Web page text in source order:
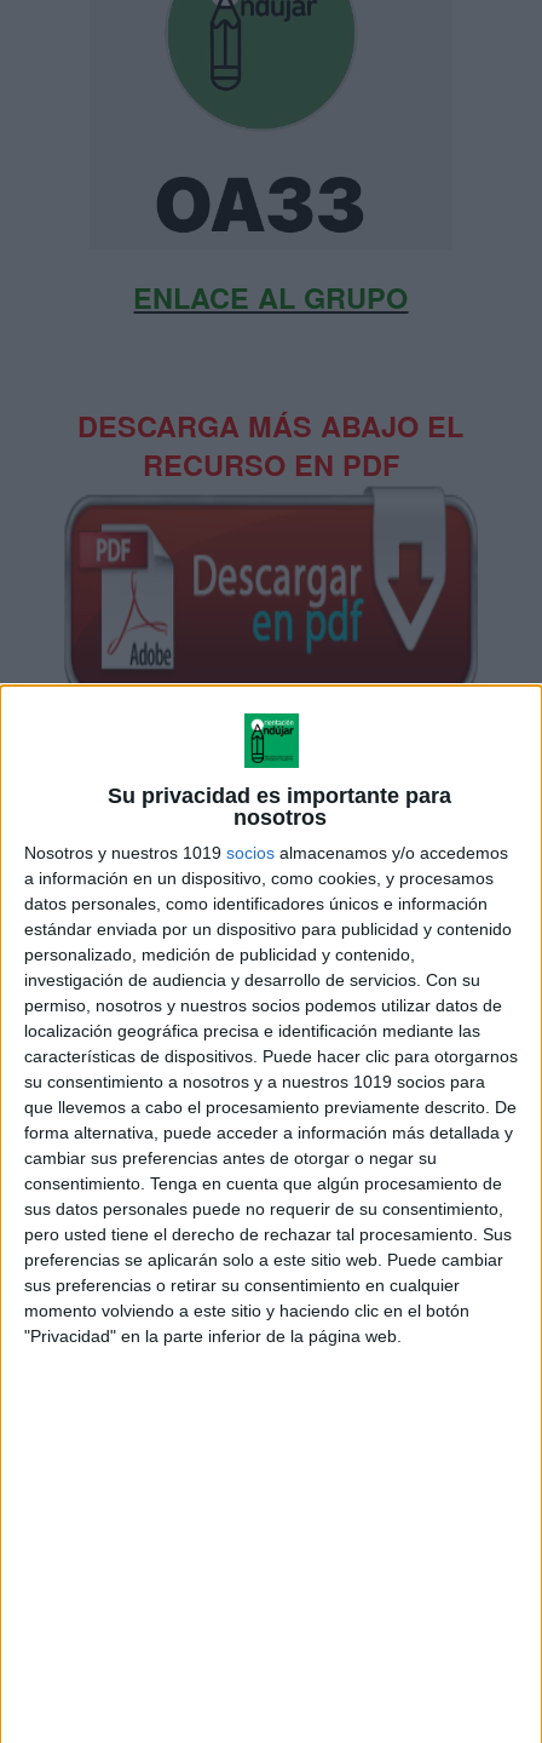
Su privacidad es importante para
nosotros
Nosotros y nuestros 1019 socios almacenamos y/o accedemos
a información en un dispositivo, como cookies, y procesamos
datos personales, como identificadores únicos e información
estándar enviada por un dispositivo para publicidad y contenido
personalizado, medición de publicidad y contenido,
investigación de audiencia y desarrollo de servicios. Con su
permiso, nosotros y nuestros socios podemos utilizar datos de
localización geográfica precisa e identificación mediante las
características de dispositivos. Puede hacer clic para otorgarnos
su consentimiento a nosotros y a nuestros 1019 socios para
que llevemos a cabo el procesamiento previamente descrito. De
forma alternativa, puede acceder a información más detallada y
cambiar sus preferencias antes de otorgar o negar su
consentimiento. Tenga en cuenta que algún procesamiento de
sus datos personales puede no requerir de su consentimiento,
pero usted tiene el derecho de rechazar tal procesamiento. Sus
preferencias se aplicarán solo a este sitio web. Puede cambiar
sus preferencias o retirar su consentimiento en cualquier
momento volviendo a este sitio y haciendo clic en el botón
"Privacidad" en la parte inferior de la página web.
ENLACE AL GRUPO
DESCARGA MÁS ABAJO EL
RECURSO EN PDF